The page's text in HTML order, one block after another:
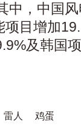
中，中国
项目增加
及韩国
雷人 鸡蛋